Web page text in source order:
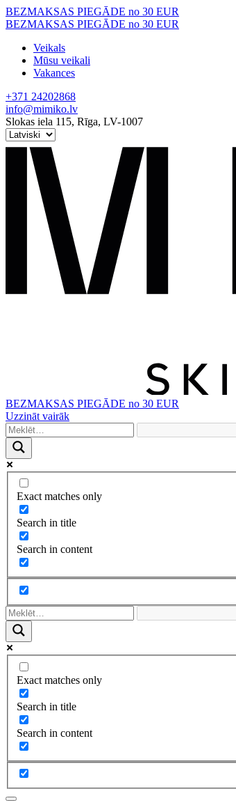
Skip
to
BEZMAKSAS PIEGĀDE no 30 EUR
BEZMAKSAS PIEGĀDE no 30 EUR
Veikals
Mūsu veikali
Vakances
+371 24202868
info@mimiko.lv
Slokas iela 115, Rīga, LV-1007
BEZMAKSAS PIEGĀDE no 30 EUR
Uzzināt vairāk
Exact matches only
Search in title
Search in content
Exact matches only
Search in title
Search in content